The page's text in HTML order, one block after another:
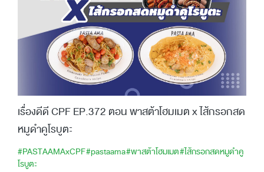
เรื่องดีดี CPF EP.372 ตอน พาสต้าโฮมเมต x ไส้กรอกสด
หมูดำคูโรบูตะ
#PASTAAMAxCPF#pastaama#พาสต้าโฮมเมต#ไส้กรอกสดหมูดำคู
โรบูตะ